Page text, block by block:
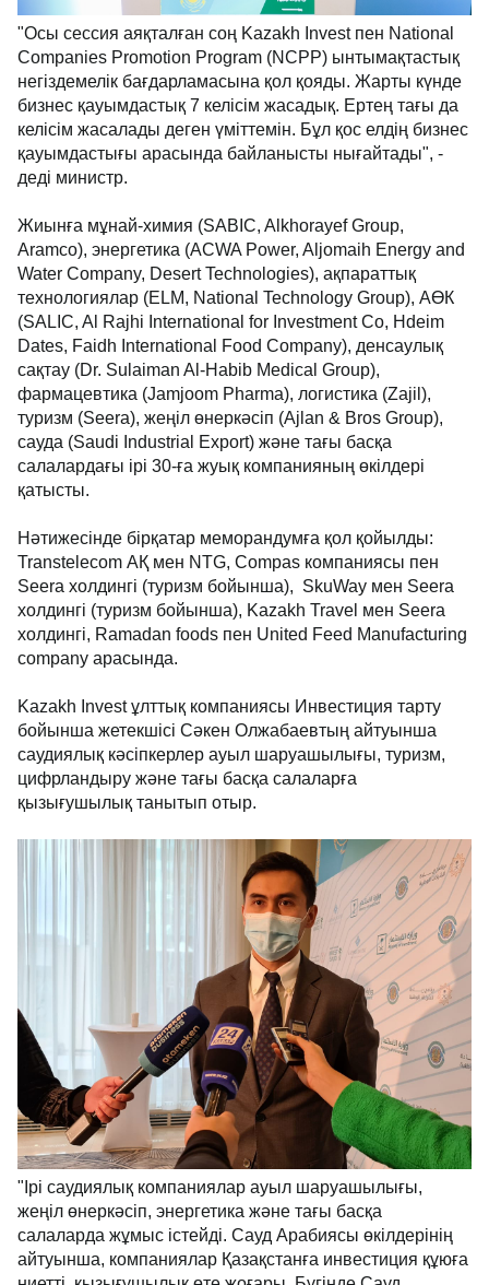
"Осы сессия аяқталған соң Kazakh Invest пен National
Companies Promotion Program (NCPP) ынтымақтастық
негіздемелік бағдарламасына қол қояды. Жарты күнде
бизнес қауымдастық 7 келісім жасадық. Ертең тағы да
келісім жасалады деген үміттемін. Бұл қос елдің бизнес
қауымдастығы арасында байланысты нығайтады", -
деді министр.
Жиынға мұнай-химия (SABIC, Alkhorayef Group,
Aramco), энергетика (ACWA Power, Aljomaih Energy and
Water Company, Desert Technologies), ақпараттық
технологиялар (ELM, National Technology Group), АӨК
(SALIC, Al Rajhi International for Investment Co, Hdeim
Dates, Faidh International Food Company), денсаулық
сақтау (Dr. Sulaiman Al-Habib Medical Group),
фармацевтика (Jamjoom Pharma), логистика (Zajil),
туризм (Seera), жеңіл өнеркәсіп (Ajlan & Bros Group),
сауда (Saudi Industrial Export) және тағы басқа
салалардағы ірі 30-ға жуық компанияның өкілдері
қатысты.
Нәтижесінде бірқатар меморандумға қол қойылды:
Transtelecom АҚ мен NTG, Compas компаниясы пен
Seera холдингі (туризм бойынша), SkuWay мен Seera
холдингі (туризм бойынша), Kazakh Travel мен Seera
холдингі, Ramadan foods пен United Feed Manufacturing
company арасында.
Kazakh Invest ұлттық компаниясы Инвестиция тарту
бойынша жетекшісі Сәкен Олжабаевтың айтуынша
саудиялық кәсіпкерлер ауыл шаруашылығы, туризм,
цифрландыру және тағы басқа салаларға
қызығушылық танытып отыр.
"Ірі саудиялық компаниялар ауыл шаруашылығы,
жеңіл өнеркәсіп, энергетика және тағы басқа
салаларда жұмыс істейді. Сауд Арабиясы өкілдерінің
айтуынша, компаниялар Қазақстанға инвестиция құюға